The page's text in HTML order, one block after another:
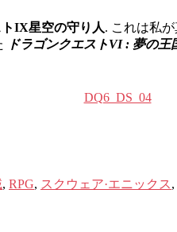
IX星空の守り人. これは私
ドラゴンクエストVI : 夢の王
DQ6_DS_04
, RPG, スクウェア·エニックス ,